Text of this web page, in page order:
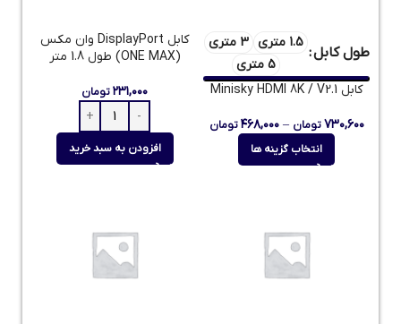
طول کابل
1.5 متری
3 متری
5 متری
کابل Minisky HDMI 8K / V2.1
۷۳۰,۶۰۰ تومان – ۴۶۸,۰۰۰ تومان
انتخاب گزینه ها
کابل DisplayPort وان مکس
(ONE MAX) طول 1.8 متر
۲۳۱,۰۰۰تومان
افزودن به سبد خرید